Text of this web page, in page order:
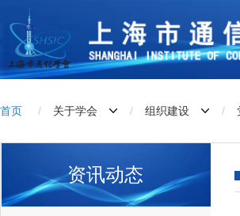
首页 / 关于学会 / 组织建设 /
资讯动态